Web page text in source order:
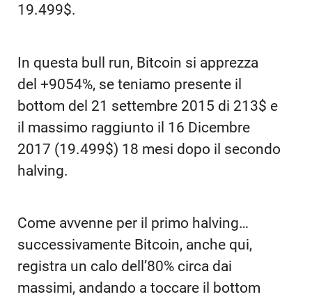
19.499$.
In questa bull run, Bitcoin si apprezza
del +9054%, se teniamo presente il
bottom del 21 settembre 2015 di 213$ e
il massimo raggiunto il 16 Dicembre
2017 (19.499$) 18 mesi dopo il secondo
halving.
Come avvenne per il primo halving…
successivamente Bitcoin, anche qui,
registra un calo dell’80% circa dai
massimi, andando a toccare il bottom